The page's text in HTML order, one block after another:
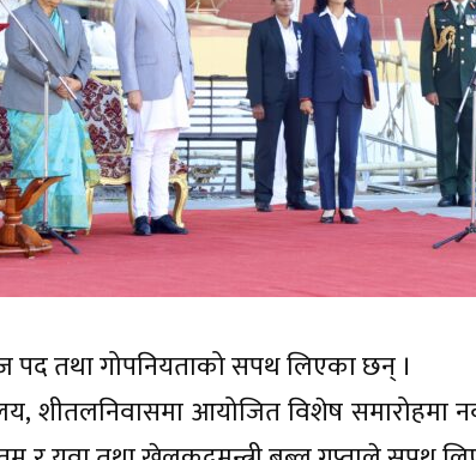
पद तथा गोपनियताको सपथ लिएका छन् ।
शीतलनिवासमा आयोजित विशेष समारोहमा